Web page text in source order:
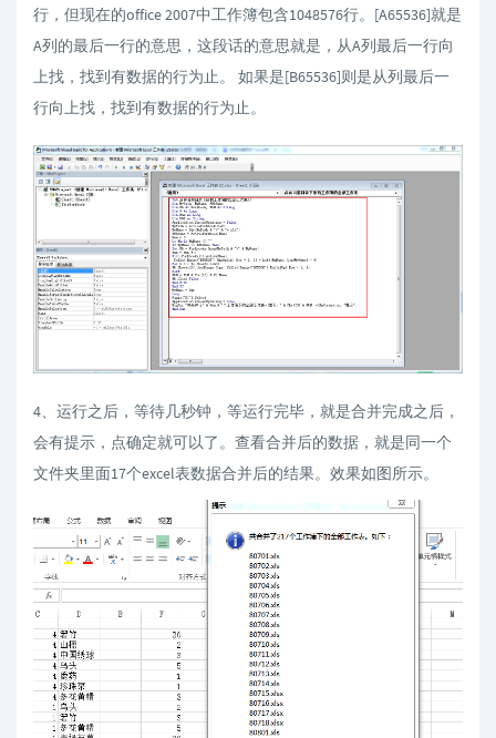
end with
end if
myname = dir
loop
application.screenupdating = true
msgbox " 共合并了" & num & "个工作薄下的全部工作表。
行，但现在的office 2007中工作簿包含1048576行。[A65536]就是
A列的最后一行的意思，这段话的意思就是，从A列最后一行向
上找，找到有数据的行为止。 如果是[B65536]则是从列最后一
行向上找，找到有数据的行为止。
4、运行之后，等待几秒钟，等运行完毕，就是合并完成之后，
会有提示，点确定就可以了。查看合并后的数据，就是同一个
文件夹里面17个excel表数据合并后的结果。效果如图所示。